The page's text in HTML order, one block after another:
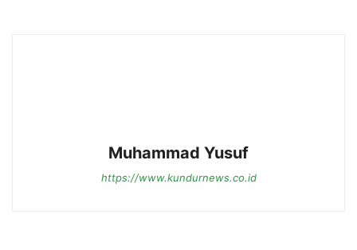
Muhammad Yusuf
https://www.kundurnews.co.id